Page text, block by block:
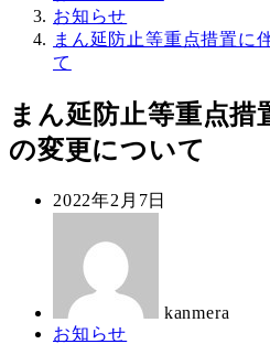
お知らせ
まん延防止等重点措置に
て
まん延防止等重点措
の変更について
投
2022年2月7日
kanmera
カ
お知らせ